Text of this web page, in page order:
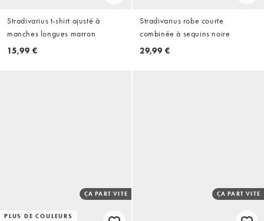
Stradivarius t-shirt ajusté à
manches longues marron
15,99 €
Stradivarius robe courte
combinée à sequins noire
29,99 €
PLUS DE COULEURS
ÇA PART VITE ÇA PART VITE